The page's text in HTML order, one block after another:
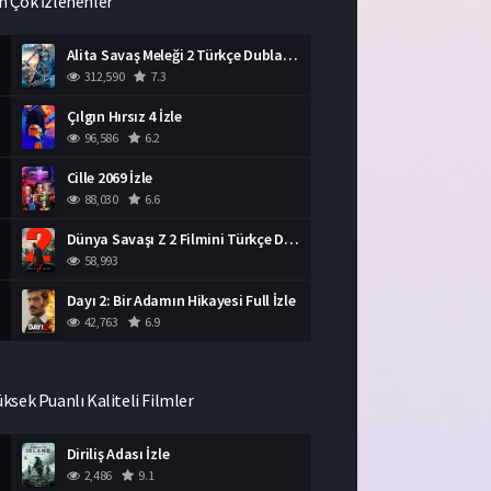
Alita Savaş Meleği 2 Türkçe Dublaj İzle HD Film
312,590 7.3
Çılgın Hırsız 4 İzle
96,586 6.2
Cille 2069 İzle
88,030 6.6
Dünya Savaşı Z 2 Filmini Türkçe Dublaj İzle
58,993
Dayı 2: Bir Adamın Hikayesi Full İzle
42,763 6.9
Puanlı Kaliteli Filmler
Diriliş Adası İzle
2,486 9.1